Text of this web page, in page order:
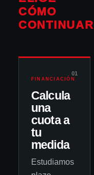
CÓMO
CONTINUAR
01
FINANCIACIÓN
Calcula
una
cuota a
tu
medida
Estudiamos